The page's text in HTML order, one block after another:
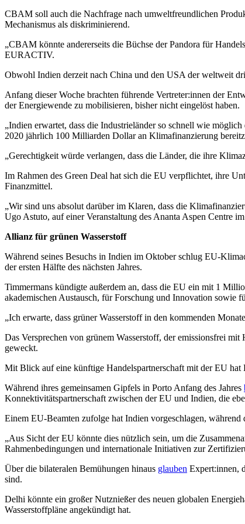
CBAM soll auch die Nachfrage nach umweltfreundlichen
Mechanismus als diskriminierend.
„CBAM könnte andererseits die Büchse der Pandora für
EURACTIV.
Obwohl Indien derzeit nach China und den USA der weltweit
Anfang dieser Woche brachten führende Vertreter:innen der
der Energiewende zu mobilisieren, bisher nicht eingelöst haben.
„Indien erwartet, dass die Industrieländer so schnell wie
2020 jährlich 100 Milliarden Dollar an Klimafinanzierung
„Gerechtigkeit würde verlangen, dass die Länder, die ihre
Im Rahmen des Green Deal hat sich die EU verpflichtet, ihre
Finanzmittel.
„Wir sind uns absolut darüber im Klaren, dass die
Ugo Astuto, auf einer Veranstaltung des Ananta Aspen Centre
Allianz für grünen Wasserstoff
Während seines Besuchs in Indien im Oktober schlug EU-
der ersten Hälfte des nächsten Jahres.
Timmermans kündigte außerdem an, dass die EU ein mit 1
akademischen Austausch, für Forschung und Innovation sowie
„Ich erwarte, dass grüner Wasserstoff in den kommenden
Das Versprechen von grünem Wasserstoff, der emissionsfrei
geweckt.
Mit Blick auf eine künftige Handelspartnerschaft mit der EU
Während ihres gemeinsamen Gipfels in Porto Anfang des Jahres
Konnektivitätspartnerschaft zwischen der EU und Indien, die
Einem EU-Beamten zufolge hat Indien vorgeschlagen,
„Aus Sicht der EU könnte dies nützlich sein, um die
Rahmenbedingungen und internationale Initiativen zur
Über die bilateralen Bemühungen hinaus glauben Expert:innen,
sind.
Delhi könnte ein großer Nutznießer des neuen globalen
Wasserstoffpläne angekündigt hat.